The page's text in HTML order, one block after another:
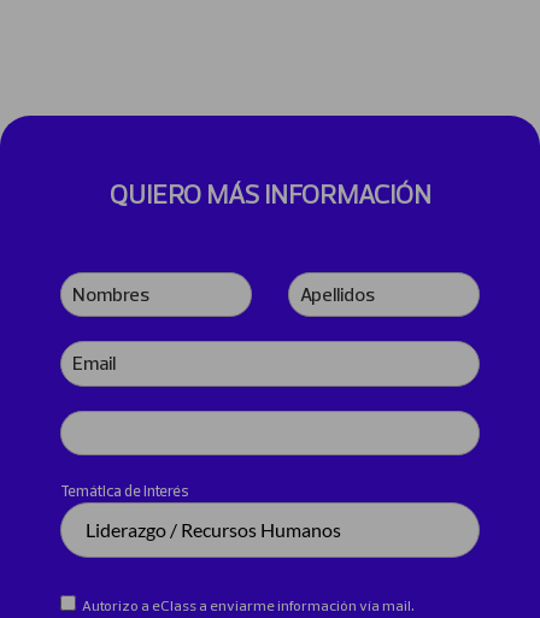
QUIERO MÁS INFORMACIÓN
Nombres Apellidos
Email
Temática de interés
Autorizo a eClass a enviarme información vía mail.